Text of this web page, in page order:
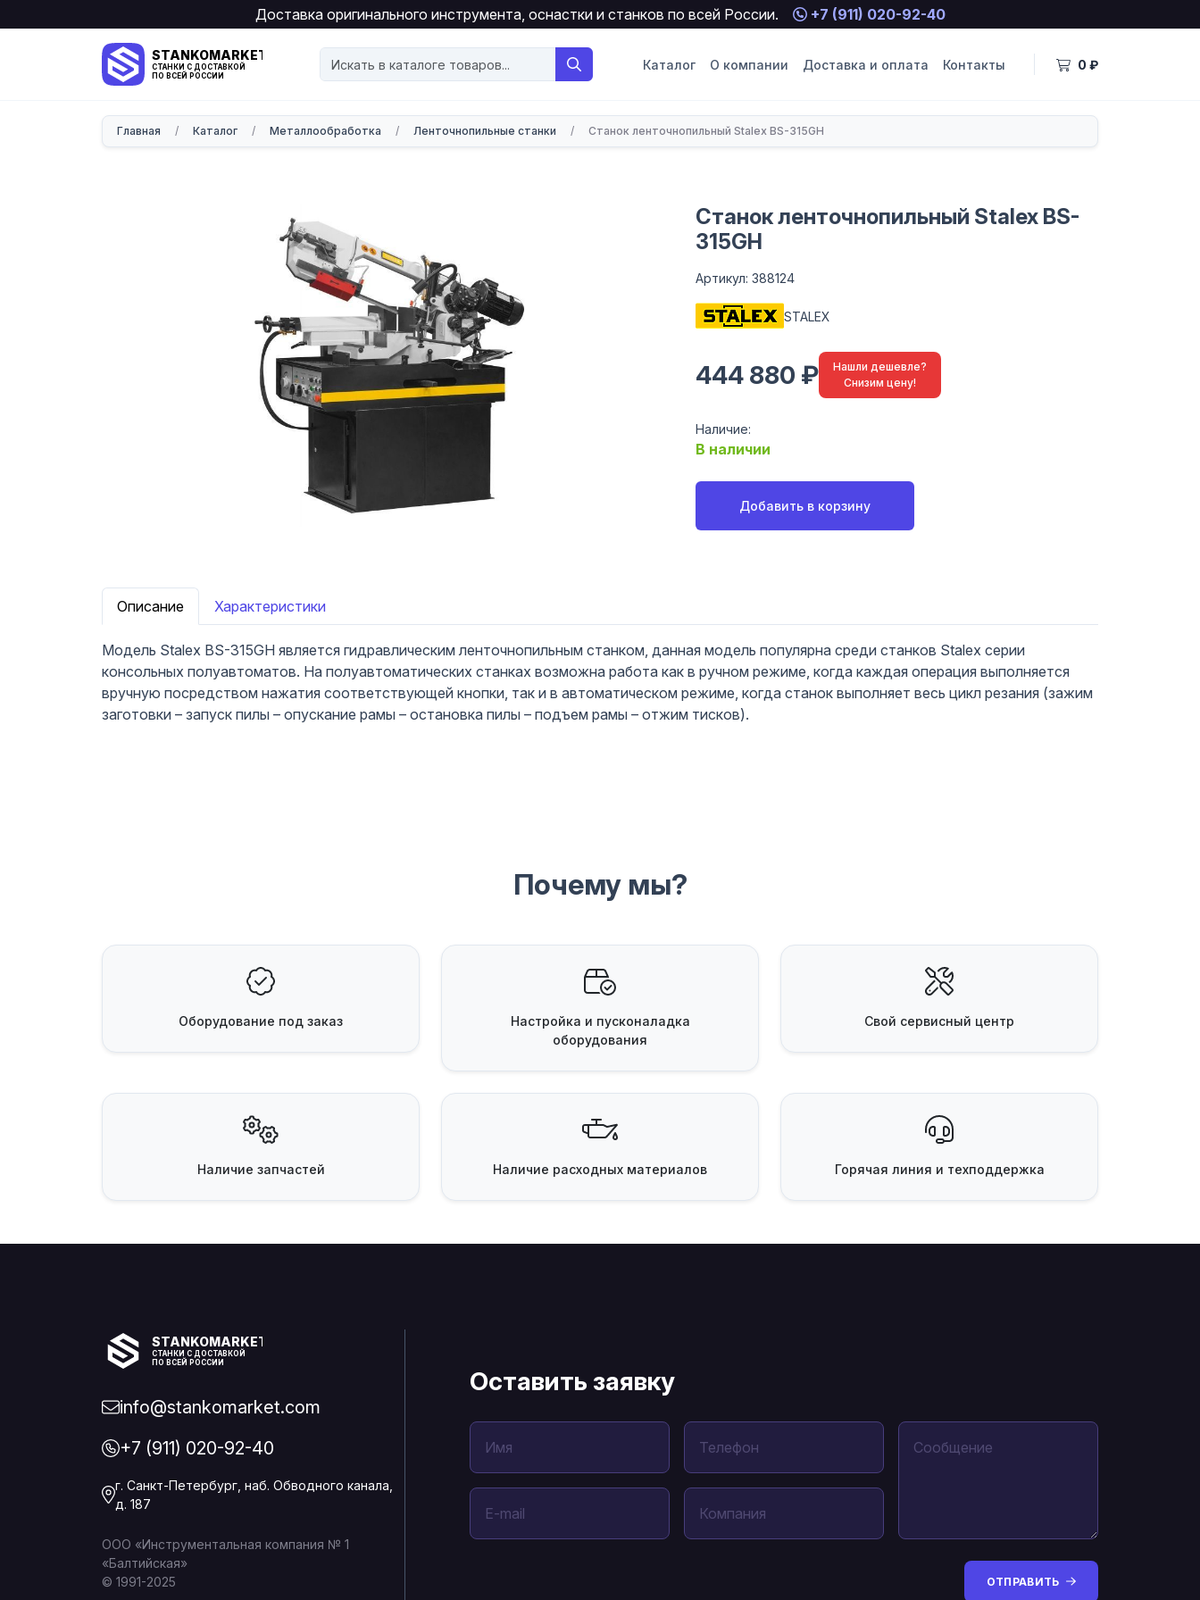
Доставка оригинального инструмента, оснастки и станков по всей России. +7 (911) 020-92-40
STANKOMARKET
СТАНКИ С ДОСТАВКОЙ
ПО ВСЕЙ РОССИИ
Каталог О компании Доставка и оплата Контакты 0 ₽
Главная / Каталог / Металлообработка / Ленточнопильные станки / Станок ленточнопильный Stalex BS-315GH
Станок ленточнопильный Stalex BS-
315GH
Артикул: 388124
STALEX
444 880 ₽
Нашли дешевле?
Снизим цену!
Наличие:
В наличии
Добавить в корзину
Описание Характеристики
Модель Stalex BS-315GH является гидравлическим ленточнопильным станком, данная модель популярна среди станков Stalex серии
консольных полуавтоматов. На полуавтоматических станках возможна работа как в ручном режиме, когда каждая операция выполняется
вручную посредством нажатия соответствующей кнопки, так и в автоматическом режиме, когда станок выполняет весь цикл резания (зажим
заготовки – запуск пилы – опускание рамы – остановка пилы – подъем рамы – отжим тисков).
Почему мы?
Оборудование под заказ
Настройка и пусконаладка
оборудования
Свой сервисный центр
Наличие запчастей Наличие расходных материалов Горячая линия и техподдержка
STANKOMARKET
СТАНКИ С ДОСТАВКОЙ
ПО ВСЕЙ РОССИИ
info@stankomarket.com
+7 (911) 020-92-40
г. Санкт-Петербург, наб. Обводного канала,
д. 187
ООО «Инструментальная компания № 1
«Балтийская»
© 1991-2025
Оставить заявку
ОТПРАВИТЬ